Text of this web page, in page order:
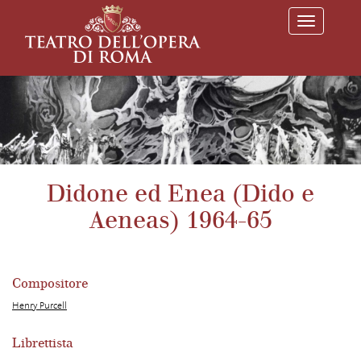
T
o
l
e
n
a
v
i
g
i
Didone ed Enea (Dido e
Aeneas) 1964-65
Compositore
Henry Purcell
Librettista